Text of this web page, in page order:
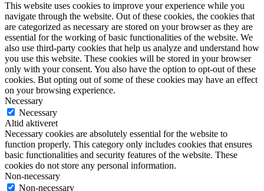
This website uses cookies to improve your experience while you
navigate through the website. Out of these cookies, the cookies that
are categorized as necessary are stored on your browser as they are
essential for the working of basic functionalities of the website. We
also use third-party cookies that help us analyze and understand how
you use this website. These cookies will be stored in your browser
only with your consent. You also have the option to opt-out of these
cookies. But opting out of some of these cookies may have an effect
on your browsing experience.
Necessary
Necessary
Altid aktiveret
Necessary cookies are absolutely essential for the website to
function properly. This category only includes cookies that ensures
basic functionalities and security features of the website. These
cookies do not store any personal information.
Non-necessary
Non-necessary